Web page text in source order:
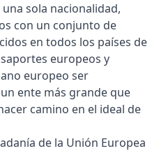
sola nacionalidad,
con un conjunto de
en todos los países de
europeos y
europeo ser
ente más grande que
camino en el ideal de
de la Unión Europea